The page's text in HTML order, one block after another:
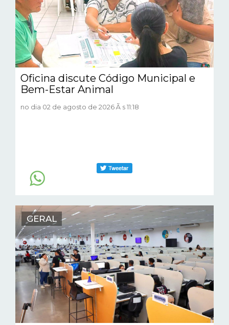
Oficina discute Código Municipal e
Bem-Estar Animal
no dia 02 de agosto de 2026 Ã s 11:18
GERAL